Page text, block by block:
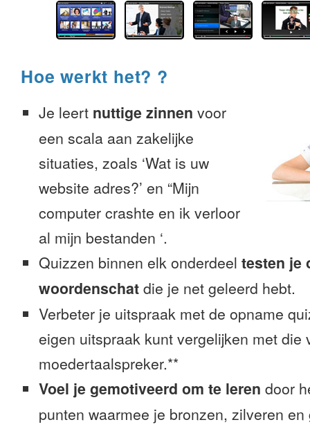
Hoe werkt het? ?
Je leert nuttige zinnen voor
een scala aan zakelijke
situaties, zoals ‘Wat is uw
website adres?’ en “Mijn
computer crashte en ik verloor
al mijn bestanden ‘.
Quizzen binnen elk onderdeel testen je
woordenschat die je net geleerd hebt.
Verbeter je uitspraak met de opname
eigen uitspraak kunt vergelijken met die
moedertaalspreker.**
Voel je gemotiveerd om te leren door
punten waarmee je bronzen, zilveren